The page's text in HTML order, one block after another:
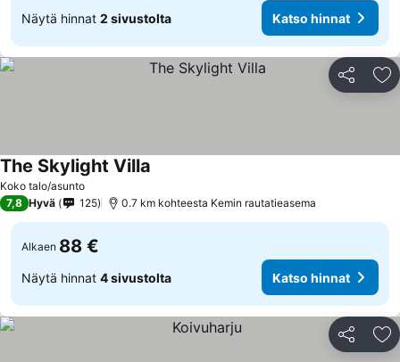
Näytä hinnat 2 sivustolta Katso hinnat
Jaa
Koko talo/asunto
The Skylight Villa
7,8 Hyvä 125 0.7 km kohteesta Kemin rautatieasema
Alkaen 88 €
Näytä hinnat 4 sivustolta Katso hinnat
Jaa